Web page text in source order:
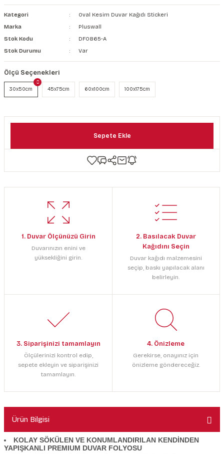
Duvar Kanvası
Kategori
Oval Kesim Duvar Kağıdı Stickeri
Marka
Pluswall
Stok Kodu
DF0865-A
Stok Durumu
Var
Ölçü Seçenekleri
30x50cm 45x75cm 60x100cm 100x175cm
Sepete Ekle
1. Duvar Ölçünüzü Girin
Duvarınızın enini ve
yüksekliğini girin.
2. Basılacak Duvar
Kağıdını Seçin
Duvar kağıdı malzemesini
seçip, baskı yapılacak alanı
belirleyin.
3. Siparişinizi tamamlayın
Ölçülerinizi kontrol edip,
sepete ekleyin ve siparişinizi
tamamlayın.
4. Önizleme
Gerekirse, onayınız için
önizleme göndereceğiz.
Ürün Bilgisi
KOLAY SÖKÜLEN VE KONUMLANDIRILAN KENDİNDEN
YAPIŞKANLI PREMIUM DUVAR FOLYOSU